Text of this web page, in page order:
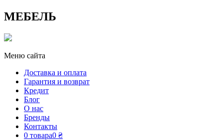
МЕБЕЛЬ
Меню сайта
Доставка и оплата
Гарантия и возврат
Кредит
Блог
О нас
Бренды
Контакты
0 товара0 ₴